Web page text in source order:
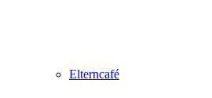
Elterncafé